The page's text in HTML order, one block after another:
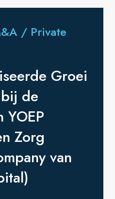
/ Private
Groei
de
YOEP
Zorg
van